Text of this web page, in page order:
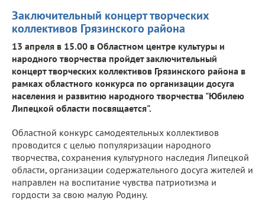
Заключительный концерт творческих
коллективов Грязинского района
13 апреля в 15.00 в Областном центре культуры и
народного творчества пройдет заключительный
концерт творческих коллективов Грязинского района в
рамках областного конкурса по организации досуга
населения и развитию народного творчества "Юбилею
Липецкой области посвящается".
Областной конкурс самодеятельных коллективов
проводится с целью популяризации народного
творчества, сохранения культурного наследия Липецкой
области, организации содержательного досуга жителей и
направлен на воспитание чувства патриотизма и
гордости за свою малую Родину.